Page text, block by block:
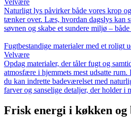
Naturligt lys påvirker både vores krop
tænker over. Læs, hvordan dagslys kan
søvnen og skabe et sundere miljø –
Fugtbestandige materialer med et roligt
Velvære
Opdag materialer, der tåler fugt og
atmosfære i hjemmets mest udsatte
du kan indrette badeværelset med
farver og sanselige detaljer, der holder i
Frisk energi i køkken og